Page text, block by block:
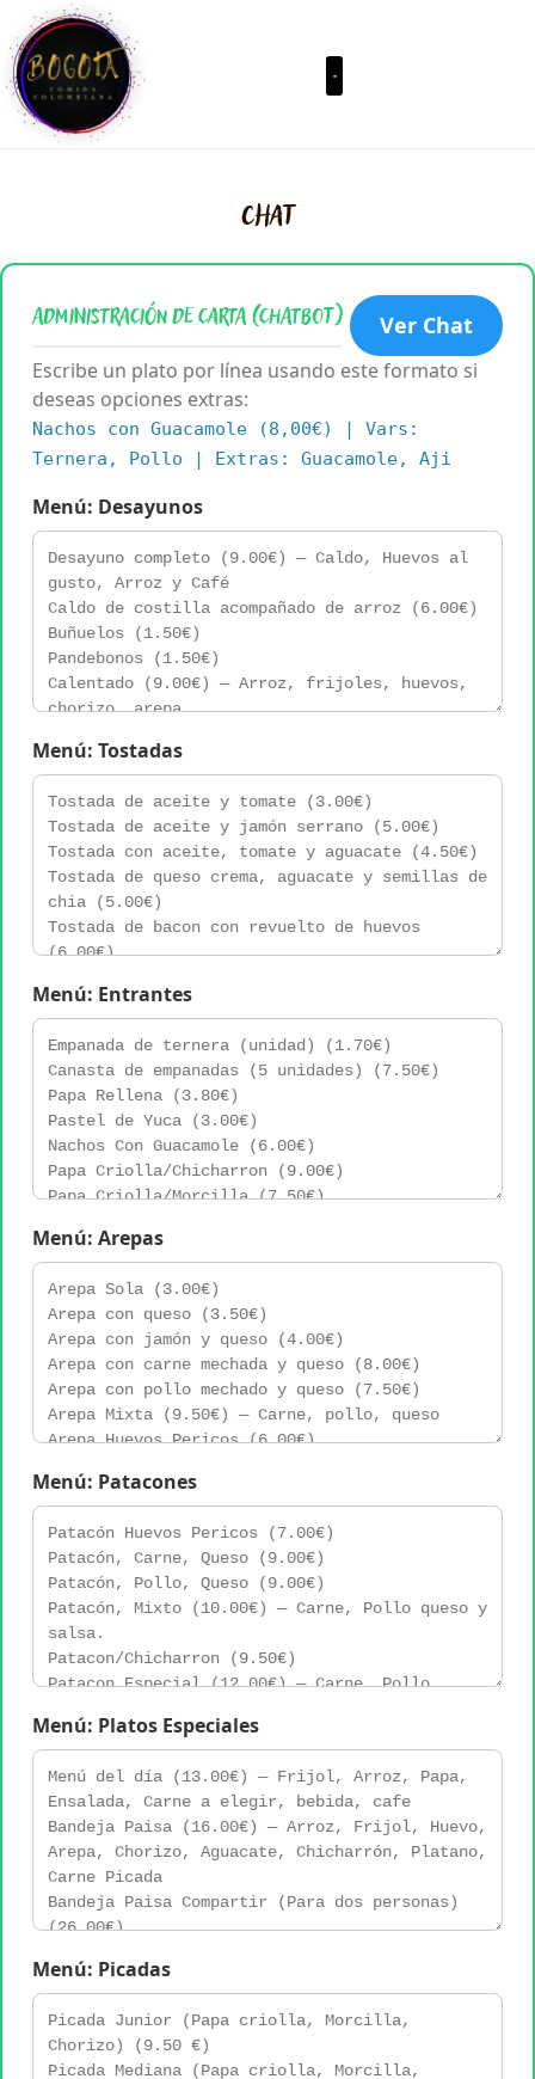
chat
Administración de Carta (Chatbot) Ver Chat
Escribe un plato por línea usando este formato si
deseas opciones extras:
Nachos con Guacamole (8,00€) | Vars:
Ternera, Pollo | Extras: Guacamole, Aji
Menú: Desayunos
Menú: Tostadas
Menú: Entrantes
Menú: Arepas
Menú: Patacones
Menú: Platos Especiales
Menú: Picadas